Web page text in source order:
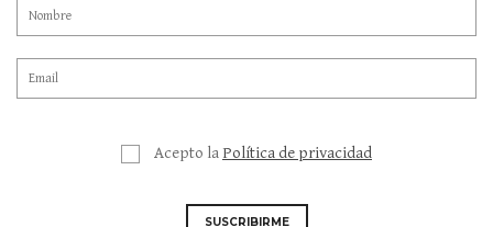
Acepto la Política de privacidad
SUSCRIBIRME